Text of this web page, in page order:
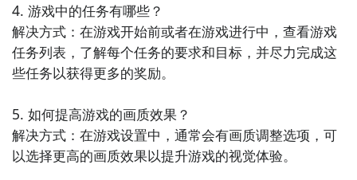
方法2：九游游戏客户端
直接在九游游戏客户端中，你可以下载到最新版本的急
4. 游戏中的任务有哪些？
解决方式：在游戏开始前或者在游戏进行中，查看游戏
任务列表，了解每个任务的要求和目标，并尽力完成这
些任务以获得更多的奖励。
5. 如何提高游戏的画质效果？
解决方式：在游戏设置中，通常会有画质调整选项，可
以选择更高的画质效果以提升游戏的视觉体验。